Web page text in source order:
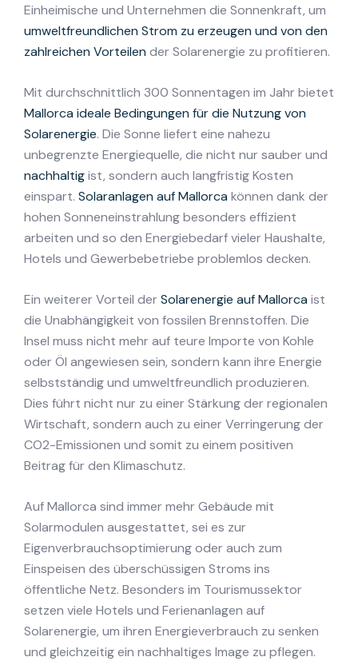
Einheimische und Unternehmen die Sonnenkraft, um
umweltfreundlichen Strom zu erzeugen und von den
zahlreichen Vorteilen der Solarenergie zu profitieren.
Mit durchschnittlich 300 Sonnentagen im Jahr bietet
Mallorca ideale Bedingungen für die Nutzung von
Solarenergie. Die Sonne liefert eine nahezu
unbegrenzte Energiequelle, die nicht nur sauber und
nachhaltigist, sondern auch langfristig Kosten
einspart. Solaranlagen auf Mallorca können dank der
hohen Sonneneinstrahlung besonders effizient
arbeiten und so den Energiebedarf vieler Haushalte,
Hotels und Gewerbebetriebe problemlos decken.
Ein weiterer Vorteil derSolarenergie auf Mallorca ist
die Unabhängigkeit von fossilen Brennstoffen. Die
Insel muss nicht mehr auf teure Importe von Kohle
oder Öl angewiesen sein, sondern kann ihre Energie
selbstständig und umweltfreundlich produzieren.
Dies führt nicht nur zu einer Stärkung der regionalen
Wirtschaft, sondern auch zu einer Verringerung der
CO2-Emissionen und somit zu einem positiven
Beitrag für den Klimaschutz.
Auf Mallorca sind immer mehr Gebäude mit
Solarmodulen ausgestattet, sei es zur
Eigenverbrauchsoptimierung oder auch zum
Einspeisen des überschüssigen Stroms ins
öffentliche Netz. Besonders im Tourismussektor
setzen viele Hotels und Ferienanlagen auf
Solarenergie, um ihren Energieverbrauch zu senken
und gleichzeitig ein nachhaltiges Image zu pflegen.